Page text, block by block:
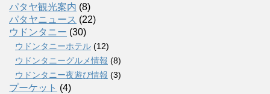
パタヤ観光案内 (8)
パタヤニュース (22)
ウドンタニー (30)
ウドンタニーホテル (12)
ウドンタニーグルメ情報 (8)
ウドンタニー夜遊び情報 (3)
プーケット (4)